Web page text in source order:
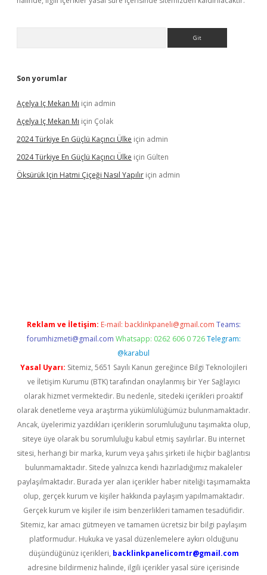
Son yorumlar
Açelya Iç Mekan Mı için admin
Açelya Iç Mekan Mı için Çolak
2024 Türkiye En Güçlü Kaçıncı Ülke için admin
2024 Türkiye En Güçlü Kaçıncı Ülke için Gülten
Öksürük Için Hatmi Çiçeği Nasıl Yapılır için admin
Reklam ve İletişim: E-mail: backlinkpaneli@gmail.com Teams:
forumhizmeti@gmail.com Whatsapp: 0262 606 0 726 Telegram:
@karabul
Yasal Uyarı: Sitemiz, 5651 Sayılı Kanun gereğince Bilgi Teknolojileri
ve İletişim Kurumu (BTK) tarafından onaylanmış bir Yer Sağlayıcı
olarak hizmet vermektedir. Bu nedenle, sitedeki içerikleri proaktif
olarak denetleme veya araştırma yükümlülüğümüz bulunmamaktadır.
Ancak, üyelerimiz yazdıkları içeriklerin sorumluluğunu taşımakta olup,
siteye üye olarak bu sorumluluğu kabul etmiş sayılırlar. Bu internet
sitesi, herhangi bir marka, kurum veya şahıs şirketi ile hiçbir bağlantısı
bulunmamaktadır. Sitede yalnızca kendi hazırladığımız makaleler
paylaşılmaktadır. Burada yer alan içerikler haber niteliği taşımamakta
olup, gerçek kurum ve kişiler hakkında paylaşım yapılmamaktadır.
Gerçek kurum ve kişiler ile isim benzerlikleri tamamen tesadüfidir.
Sitemiz, kar amacı gütmeyen ve tamamen ücretsiz bir bilgi paylaşım
platformudur. Hukuka ve yasal düzenlemelere aykırı olduğunu
düşündüğünüz içerikleri, backlinkpanelicomtr@gmail.com
adresine bildirmeniz halinde, ilgili içerikler yasal süre içerisinde